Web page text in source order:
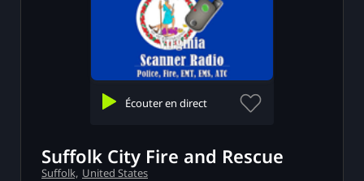
Écouter en direct
Suffolk City Fire and Rescue
Suffolk, United States